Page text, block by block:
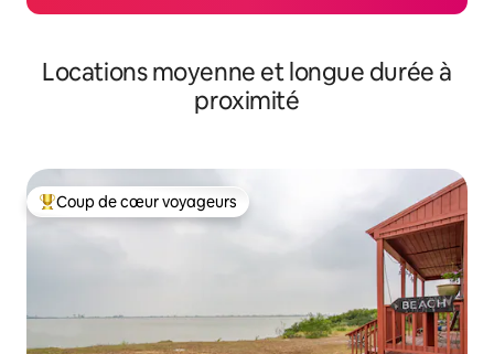
Locations moyenne et longue durée à
proximité
Coups de cœur voyageurs les plus appréciés
Coup de cœur voyageurs